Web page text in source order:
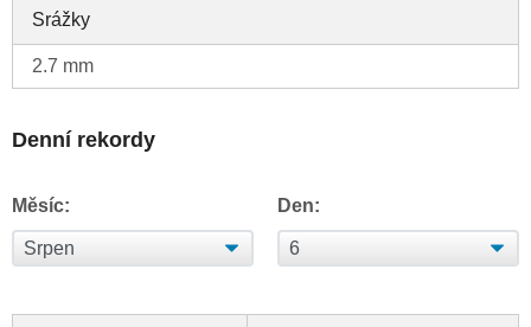
Srážky
2.7 mm
Denní rekordy
Měsíc: Den: